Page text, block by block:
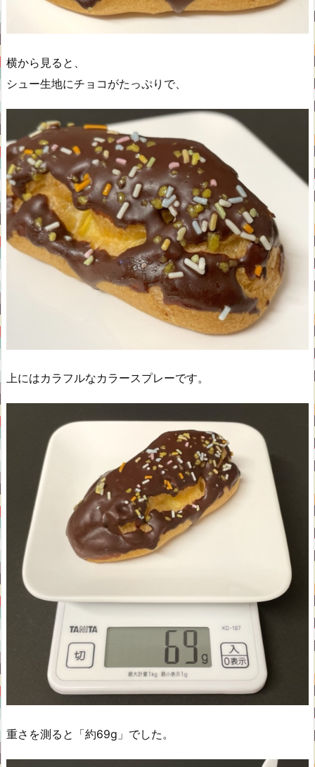
横から見ると、
シュー生地にチョコがたっぷりで、
上にはカラフルなカラースプレーです。
重さを測ると「約69g」でした。